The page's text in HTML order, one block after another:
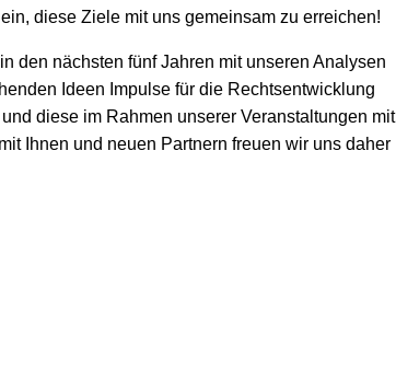
diese Ziele mit uns gemeinsam zu erreichen!
den nächsten fünf Jahren mit unseren Analysen
Ideen Impulse für die Rechtsentwicklung
diese im Rahmen unserer Veranstaltungen mit
Ihnen und neuen Partnern freuen wir uns daher